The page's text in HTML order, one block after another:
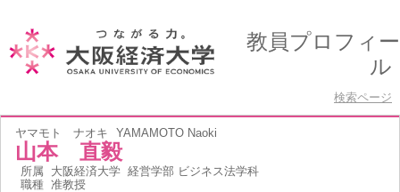
教員プロフィー
ル
検索ページ
ヤマモト ナオキ YAMAMOTO Naoki
山本 直毅
所属 大阪経済大学 経営学部 ビジネス法学科
職種 准教授